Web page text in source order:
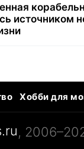
источником
Хобби для
Тунцы в
,